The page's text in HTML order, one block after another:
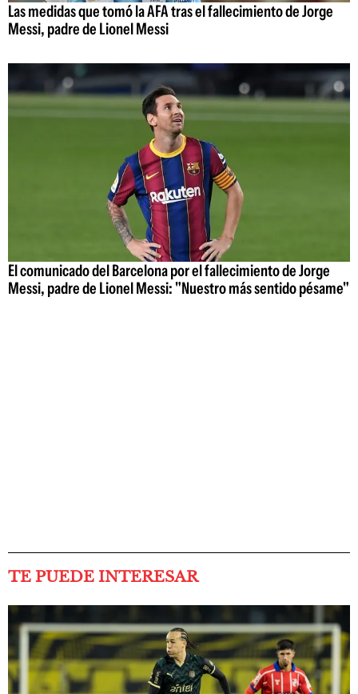
Las medidas que tomó la AFA tras el fallecimiento de Jorge
Messi, padre de Lionel Messi
El comunicado del Barcelona por el fallecimiento de Jorge
Messi, padre de Lionel Messi: "Nuestro más sentido pésame"
TE PUEDE INTERESAR